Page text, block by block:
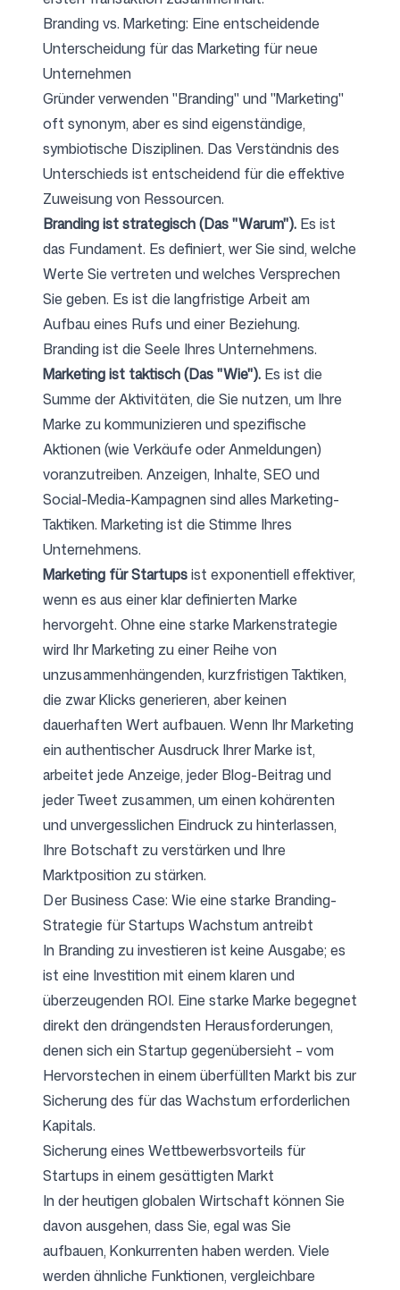
Branding vs. Marketing: Eine entscheidende
Unterscheidung für das Marketing für neue
Unternehmen
Gründer verwenden "Branding" und "Marketing"
oft synonym, aber es sind eigenständige,
symbiotische Disziplinen. Das Verständnis des
Unterschieds ist entscheidend für die effektive
Zuweisung von Ressourcen.
Branding ist strategisch (Das "Warum"). Es ist
das Fundament. Es definiert, wer Sie sind, welche
Werte Sie vertreten und welches Versprechen
Sie geben. Es ist die langfristige Arbeit am
Aufbau eines Rufs und einer Beziehung.
Branding ist die Seele Ihres Unternehmens.
Marketing ist taktisch (Das "Wie"). Es ist die
Summe der Aktivitäten, die Sie nutzen, um Ihre
Marke zu kommunizieren und spezifische
Aktionen (wie Verkäufe oder Anmeldungen)
voranzutreiben. Anzeigen, Inhalte, SEO und
Social-Media-Kampagnen sind alles Marketing-
Taktiken. Marketing ist die Stimme Ihres
Unternehmens.
Marketing für Startupsist exponentiell effektiver,
wenn es aus einer klar definierten Marke
hervorgeht. Ohne eine starke Markenstrategie
wird Ihr Marketing zu einer Reihe von
unzusammenhängenden, kurzfristigen Taktiken,
die zwar Klicks generieren, aber keinen
dauerhaften Wert aufbauen. Wenn Ihr Marketing
ein authentischer Ausdruck Ihrer Marke ist,
arbeitet jede Anzeige, jeder Blog-Beitrag und
jeder Tweet zusammen, um einen kohärenten
und unvergesslichen Eindruck zu hinterlassen,
Ihre Botschaft zu verstärken und Ihre
Marktposition zu stärken.
Der Business Case: Wie eine starke Branding-
Strategie für Startups Wachstum antreibt
In Branding zu investieren ist keine Ausgabe; es
ist eine Investition mit einem klaren und
überzeugenden ROI. Eine starke Marke begegnet
direkt den drängendsten Herausforderungen,
denen sich ein Startup gegenübersieht – vom
Hervorstechen in einem überfüllten Markt bis zur
Sicherung des für das Wachstum erforderlichen
Kapitals.
Sicherung eines Wettbewerbsvorteils für
Startups in einem gesättigten Markt
In der heutigen globalen Wirtschaft können Sie
davon ausgehen, dass Sie, egal was Sie
aufbauen, Konkurrenten haben werden. Viele
werden ähnliche Funktionen, vergleichbare